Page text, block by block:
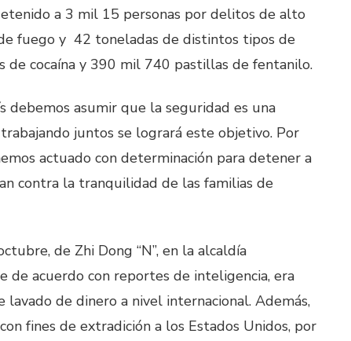
a 3 mil 15 personas por delitos de alto
fuego y 42 toneladas de distintos tipos de
cocaína y 390 mil 740 pastillas de fentanilo.
debemos asumir que la seguridad es una
juntos se logrará este objetivo. Por
actuado con determinación para detener a
contra la tranquilidad de las familias de
de Zhi Dong “N”, en la alcaldía
de acuerdo con reportes de inteligencia, era
de dinero a nivel internacional. Además,
fines de extradición a los Estados Unidos, por